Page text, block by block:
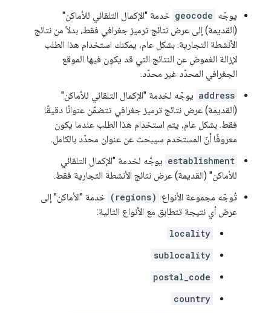
يوجّه geocode خدمة "الإكمال التلقائي للأماكن"
(القديمة) إلى عرض نتائج ترميز جغرافي فقط، بدلاً من نتائج
الأنشطة التجارية. بشكل عام، يمكنك استخدام هذا الطلب
لإزالة الغموض عن النتائج التي قد يكون فيها الموقع
الجغرافي المحدّد غير محدّد.
address يوجّه لخدمة "الإكمال التلقائي للأماكن"
(القديمة) عرض نتائج ترميز جغرافي تتضمّن عنوانًا دقيقًا
فقط. بشكل عام، يتم استخدام هذا الطلب عندما يكون
معروفًا أنّ المستخدم سيبحث عن عنوان محدّد بالكامل.
establishment يوجّه لخدمة "الإكمال التلقائي
للأماكن" (القديمة) عرض نتائج الأنشطة التجارية فقط.
تُوجّه مجموعة الأنواع (regions) خدمة "الأماكن" إلى
عرض أي نتيجة تتطابق مع الأنواع التالية:
locality
sublocality
postal_code
country